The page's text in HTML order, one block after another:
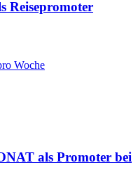
Reisepromoter
Woche
als Promoter bei